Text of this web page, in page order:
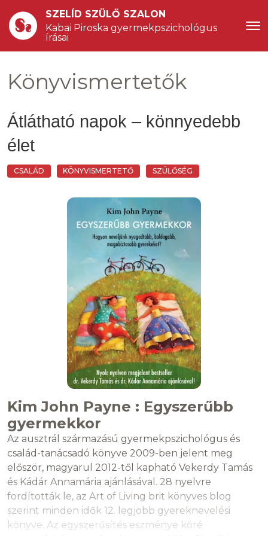
SZELÍD SZÜLŐ SZALON
Kabai Piroska gyermekpszichológus
írásai
Könyvismertetők
Átlátható napok – könnyedebb
élet
CSALÁD KÖNYVISMERTETŐ SZÜLŐSÉG
Kim John Payne : Egyszerűbb
gyermekkor
Az ausztrál származású gyermekpszichológus és
család-tanácsadó könyve 2009-ben jelent meg
először, magyarul 2012-től kapható Vekerdy Tamás
és Kádár Annamária ajánlásával. 28 nyelvre
fordították le, az Art of Living brit könyves blog
szerint minden idők 12. legjobb gyereknevelési
könyve. Az egyszerűsítés eszménye köré